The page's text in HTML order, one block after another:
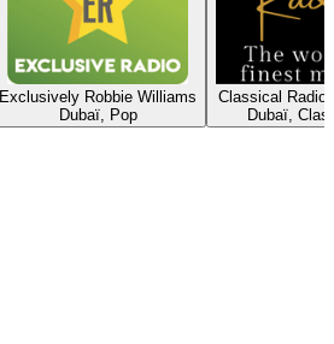
Exclusively Robbie Williams
Dubaï, Pop
Classical Radio
Dubaï,